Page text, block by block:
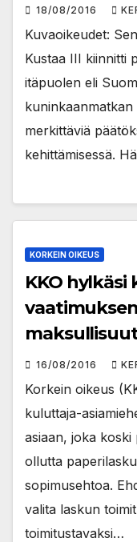
18/08/2016
Kuvaoikeudet:
Kustaa III kiinnitti
itäpuolen eli
merkittäviä
kehittämisessä.
KORKEIN OIKEUS
KKO
16/08/2016
Korkein oikeus
kuluttaja-
asiaan, joka koski
ollutta
sopimusehtoa.
valita laskun
toimitustavaksi…